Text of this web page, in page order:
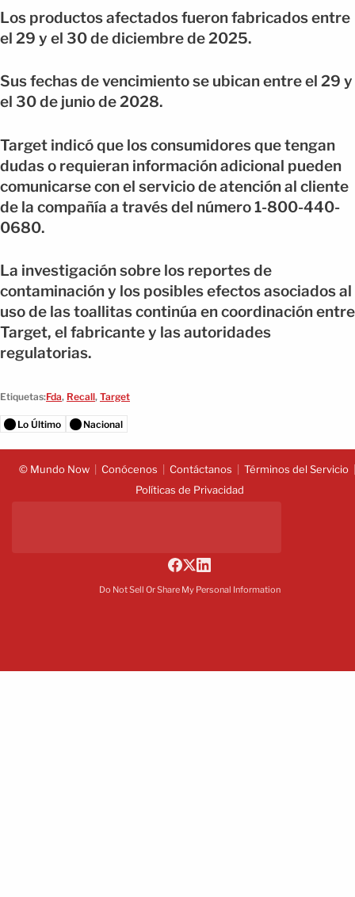
Los productos afectados fueron fabricados entre
el 29 y el 30 de diciembre de 2025.
Sus fechas de vencimiento se ubican entre el 29 y
el 30 de junio de 2028.
Target indicó que los consumidores que tengan
dudas o requieran información adicional pueden
comunicarse con el servicio de atención al cliente
de la compañía a través del número 1-800-440-
0680.
La investigación sobre los reportes de
contaminación y los posibles efectos asociados al
uso de las toallitas continúa en coordinación entre
Target, el fabricante y las autoridades
regulatorias.
Etiquetas:Fda, Recall, Target
Lo Último Nacional
© Mundo Now Conócenos Contáctanos
Términos del Servicio
Políticas de Privacidad
Do Not Sell Or Share My Personal Information